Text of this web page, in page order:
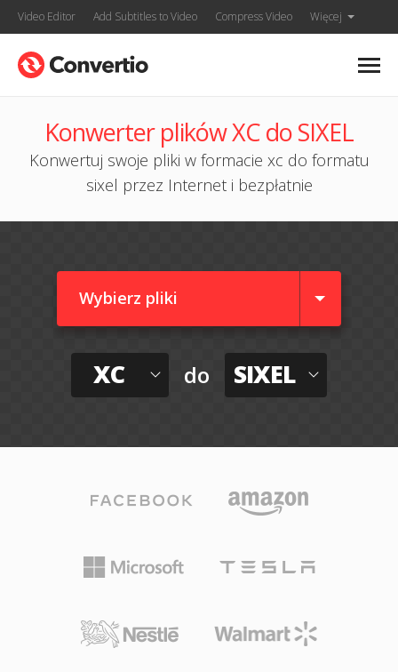
Video Editor Add Subtitles to Video Compress Video Więcej
Konwerter plików XC do SIXEL
Konwertuj swoje pliki w formacie xc do formatu
sixel przez Internet i bezpłatnie
Wybierz pliki
XC do SIXEL